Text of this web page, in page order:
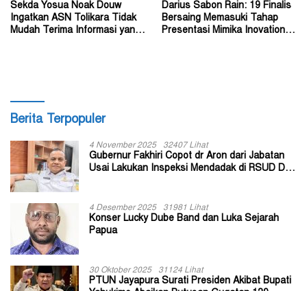
Sekda Yosua Noak Douw
Ingatkan ASN Tolikara Tidak
Mudah Terima Informasi yang
Darius Sabon Rain: 19 Finalis
Bersaing Memasuki Tahap
Presentasi Mimika Inovation
Berita Terpopuler
4 November 2025 32407 Lihat
Gubernur Fakhiri Copot dr Aron dari Jabatan
Usai Lakukan Inspeksi Mendadak di RSUD Dok
4 Desember 2025 31981 Lihat
Konser Lucky Dube Band dan Luka Sejarah
Papua
30 Oktober 2025 31124 Lihat
PTUN Jayapura Surati Presiden Akibat Bupati